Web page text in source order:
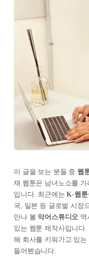
이 글을 보는 분들 중 웹
재 웹툰은 남녀노소를
입니다. 최근에는K-웹툰
국, 일본 등 글로벌 시장
만나 볼 악어스튜디오 역
있는 웹툰 제작사입니다
해 회사를 키워가고 있는
들어봤습니다.